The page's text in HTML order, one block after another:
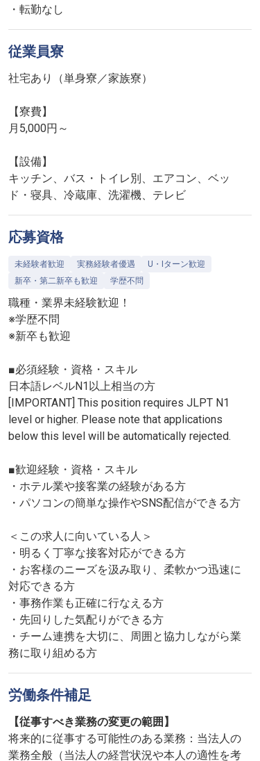
・転勤なし
従業員寮
社宅あり（単身寮／家族寮）
【寮費】
月5,000円～
【設備】
キッチン、バス・トイレ別、エアコン、ベッ
ド・寝具、冷蔵庫、洗濯機、テレビ
応募資格
未経験者歓迎 実務経験者優遇
U・Iターン歓迎
新卒・第二新卒も歓迎
学歴不問
職種・業界未経験歓迎！
※学歴不問
※新卒も歓迎
■必須経験・資格・スキル
日本語レベルN1以上相当の方
[IMPORTANT] This position requires JLPT N1
level or higher. Please note that applications
below this level will be automatically rejected.
■歓迎経験・資格・スキル
・ホテル業や接客業の経験がある方
・パソコンの簡単な操作やSNS配信ができる方
＜この求人に向いている人＞
・明るく丁寧な接客対応ができる方
・お客様のニーズを汲み取り、柔軟かつ迅速に
対応できる方
・事務作業も正確に行なえる方
・先回りした気配りができる方
・チーム連携を大切に、周囲と協力しながら業
務に取り組める方
労働条件補足
【従事すべき業務の変更の範囲】
将来的に従事する可能性のある業務：当法人の
業務全般（当法人の経営状況や本人の適性を考